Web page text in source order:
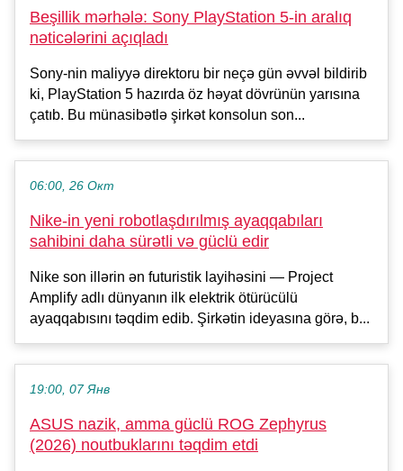
Beşillik mərhələ: Sony PlayStation 5-in aralıq
nəticələrini açıqladı
Sony-nin maliyyə direktoru bir neçə gün əvvəl bildirib
ki, PlayStation 5 hazırda öz həyat dövrünün yarısına
çatıb. Bu münasibətlə şirkət konsolun son...
06:00, 26 Окт
Nike-in yeni robotlaşdırılmış ayaqqabıları
sahibini daha sürətli və güclü edir
Nike son illərin ən futuristik layihəsini — Project
Amplify adlı dünyanın ilk elektrik ötürücülü
ayaqqabısını təqdim edib. Şirkətin ideyasına görə, b...
19:00, 07 Янв
ASUS nazik, amma güclü ROG Zephyrus
(2026) noutbuklarını təqdim etdi